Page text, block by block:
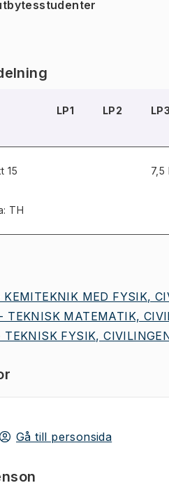
LP1 LP2 LP3
15
TH
7,5
KEMITEKNIK MED FYSIK,
TEKNISK MATEMATIK,
TEKNISK FYSIK,
Gå till personsida